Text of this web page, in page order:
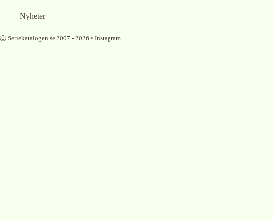
Nyheter
Ⓒ Seriekatalogen.se 2007 - 2026 • Instagram